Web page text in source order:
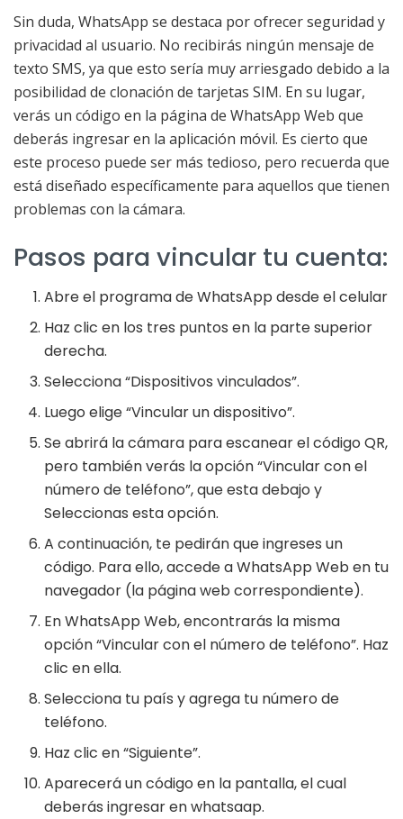
Sin duda, WhatsApp se destaca por ofrecer seguridad y
privacidad al usuario. No recibirás ningún mensaje de
texto SMS, ya que esto sería muy arriesgado debido a la
posibilidad de clonación de tarjetas SIM. En su lugar,
verás un código en la página de WhatsApp Web que
deberás ingresar en la aplicación móvil. Es cierto que
este proceso puede ser más tedioso, pero recuerda que
está diseñado específicamente para aquellos que tienen
problemas con la cámara.
Pasos para vincular tu cuenta:
Abre el programa de WhatsApp desde el celular
Haz clic en los tres puntos en la parte superior
derecha.
Selecciona “Dispositivos vinculados”.
Luego elige “Vincular un dispositivo”.
Se abrirá la cámara para escanear el código QR,
pero también verás la opción “Vincular con el
número de teléfono”, que esta debajo y
Seleccionas esta opción.
A continuación, te pedirán que ingreses un
código. Para ello, accede a WhatsApp Web en tu
navegador (la página web correspondiente).
En WhatsApp Web, encontrarás la misma
opción “Vincular con el número de teléfono”. Haz
clic en ella.
Selecciona tu país y agrega tu número de
teléfono.
Haz clic en “Siguiente”.
Aparecerá un código en la pantalla, el cual
deberás ingresar en whatsaap.